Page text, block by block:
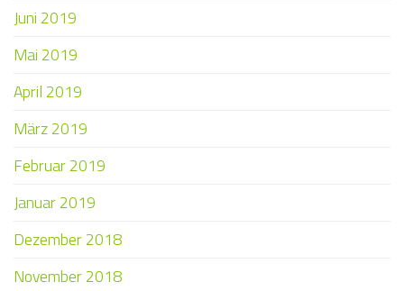
Juni 2019
Mai 2019
April 2019
März 2019
Februar 2019
Januar 2019
Dezember 2018
November 2018